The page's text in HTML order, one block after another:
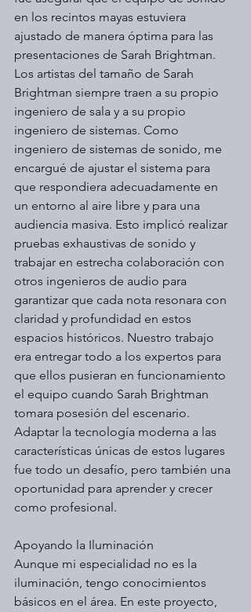
en los recintos mayas estuviera
ajustado de manera óptima para las
presentaciones de Sarah Brightman.
Los artistas del tamaño de Sarah
Brightman siempre traen a su propio
ingeniero de sala y a su propio
ingeniero de sistemas. Como
ingeniero de sistemas de sonido, me
encargué de ajustar el sistema para
que respondiera adecuadamente en
un entorno al aire libre y para una
audiencia masiva. Esto implicó realizar
pruebas exhaustivas de sonido y
trabajar en estrecha colaboración con
otros ingenieros de audio para
garantizar que cada nota resonara con
claridad y profundidad en estos
espacios históricos. Nuestro trabajo
era entregar todo a los expertos para
que ellos pusieran en funcionamiento
el equipo cuando Sarah Brightman
tomara posesión del escenario.
Adaptar la tecnología moderna a las
características únicas de estos lugares
fue todo un desafío, pero también una
oportunidad para aprender y crecer
como profesional.
Apoyando la Iluminación
Aunque mi especialidad no es la
iluminación, tengo conocimientos
básicos en el área. En este proyecto,